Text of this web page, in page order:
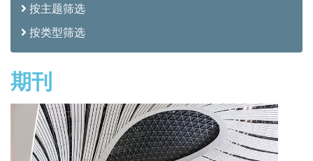
按主题筛选
按类型筛选
期刊